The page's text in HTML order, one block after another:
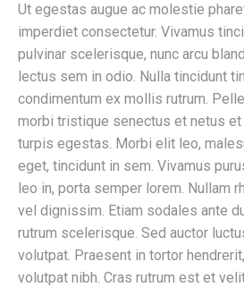
Ut egestas augue ac molestie
imperdiet consectetur. Vivamus
pulvinar scelerisque, nunc arcu
lectus sem in odio. Nulla tincidunt
condimentum ex mollis rutrum.
morbi tristique senectus et netus
turpis egestas. Morbi elit leo,
eget, tincidunt in sem. Vivamus
leo in, porta semper lorem. Nullam
vel dignissim. Etiam sodales ante
rutrum scelerisque. Sed auctor
volutpat. Praesent in tortor
volutpat nibh. Cras rutrum est et